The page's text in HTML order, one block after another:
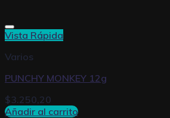
Vista Rápida
Varios
PUNCHY MONKEY 12g
$3.250,20
Añadir al carrito